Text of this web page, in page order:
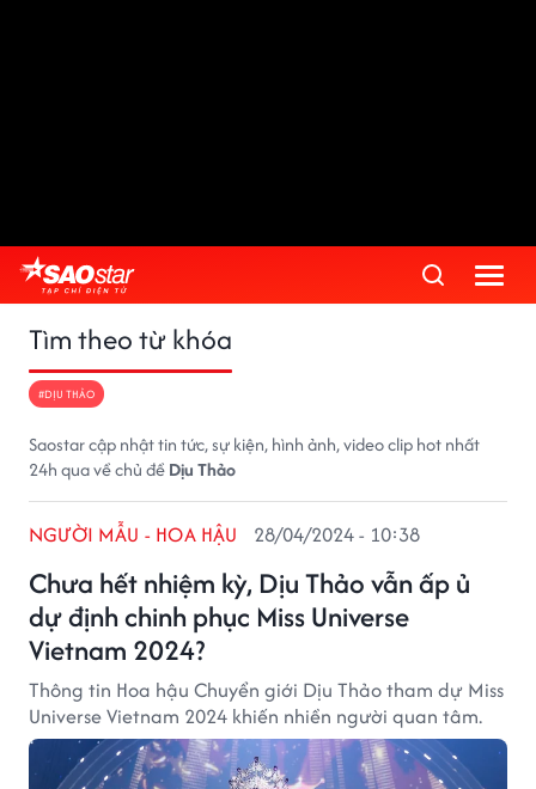
Tìm theo từ khóa
#DỊU THẢO
Saostar cập nhật tin tức, sự kiện, hình ảnh, video clip hot nhất
24h qua về chủ đềDịu Thảo
Chưa hết nhiệm kỳ, Dịu Thảo vẫn ấp ủ
dự định chinh phục Miss Universe
Vietnam 2024?
NGƯỜI MẪU - HOA HẬU 28/04/2024 - 10:38
Thông tin Hoa hậu Chuyển giới Dịu Thảo tham dự Miss
Universe Vietnam 2024 khiến nhiền người quan tâm.